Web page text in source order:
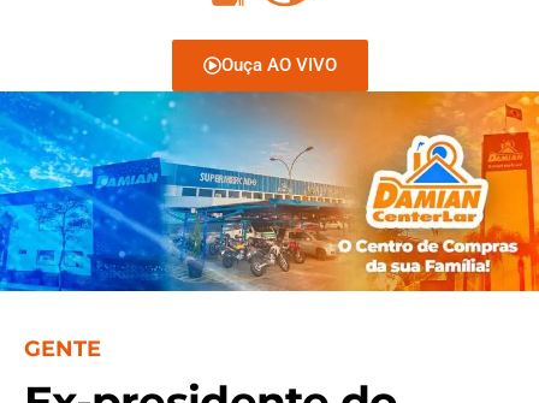
Ouça AO VIVO
GENTE